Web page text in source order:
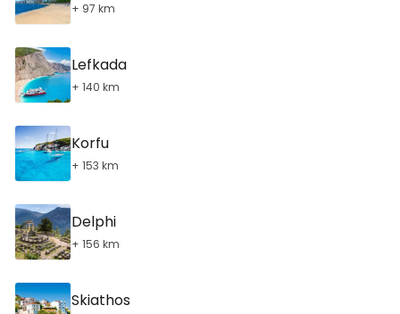
+ 97 km
Lefkada
+ 140 km
Korfu
+ 153 km
Delphi
+ 156 km
Skiathos